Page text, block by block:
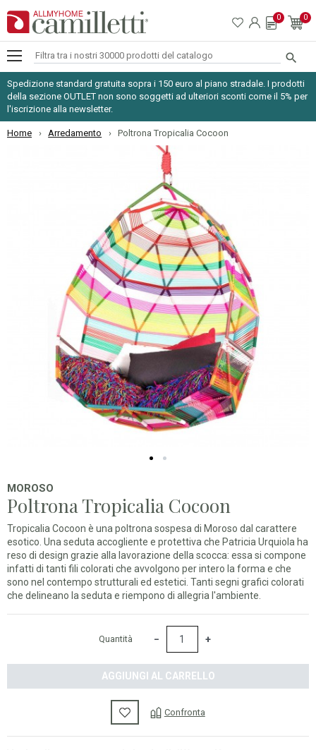

0 0
Spedizione standard gratuita sopra i 150 euro al piano stradale. I prodotti
della sezione OUTLET non sono soggetti ad ulteriori sconti come il 5% per
l'iscrizione alla newsletter.
Home Arredamento Poltrona Tropicalia Cocoon
MOROSO
Poltrona Tropicalia Cocoon
Tropicalia Cocoon è una poltrona sospesa di Moroso dal carattere
esotico. Una seduta accogliente e protettiva che Patricia Urquiola ha
reso di design grazie alla lavorazione della scocca: essa si compone
infatti di tanti fili colorati che avvolgono per intero la forma e che
sono nel contempo strutturali ed estetici. Tanti segni grafici colorati
che delineano la seduta e riempono di allegria l'ambiente.
Quantità − +
AGGIUNGI AL CARRELLO
Confronta